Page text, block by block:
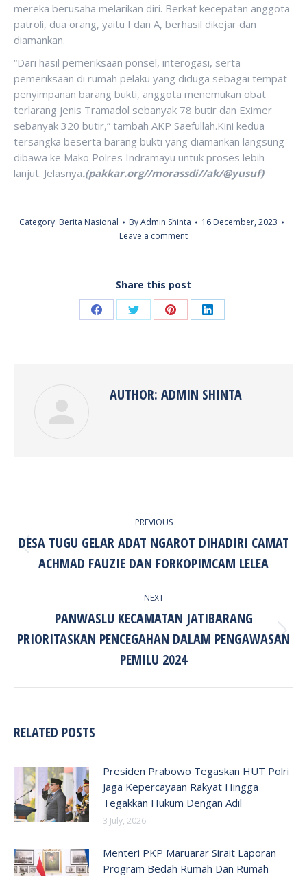
mereka berusaha melarikan diri. Berkat kecepatan anggota
patroli, dua orang, yaitu I dan A, berhasil dikejar dan
diamankan.
“Dari hasil pemeriksaan ponsel, interogasi, serta
pemeriksaan di rumah pelaku yang diduga sebagai tempat
penyimpanan barang bukti, anggota menemukan obat
terlarang jenis Tramadol sebanyak 78 butir dan Eximer
sebanyak 320 butir,” tambah AKP Saefullah.Kini kedua
tersangka beserta barang bukti yang diamankan langsung
dibawa ke Mako Polres Indramayu untuk proses lebih
lanjut. Jelasnya.(pakkar.org//morassdi//ak/@yusuf)
Category: Berita Nasional ByAdmin Shinta
16 December, 2023
Leave a comment
Share this post
Share Share Share Share
AUTHOR: ADMIN SHINTA
PREVIOUS
Previous
post:
DESA TUGU GELAR ADAT NGAROT DIHADIRI CAMAT
ACHMAD FAUZIE DAN FORKOPIMCAM LELEA
NEXT
Next
post:
PANWASLU KECAMATAN JATIBARANG
PRIORITASKAN PENCEGAHAN DALAM PENGAWASAN
PEMILU 2024
RELATED POSTS
Presiden Prabowo Tegaskan HUT Polri
Jaga Kepercayaan Rakyat Hingga
Tegakkan Hukum Dengan Adil
3 July, 2026
Menteri PKP Maruarar Sirait Laporan
Program Bedah Rumah Dan Rumah